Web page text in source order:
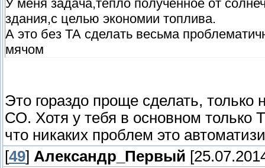
У меня задача,тепло полученное от
здания,с целью экономии топлива.
А это без ТА сделать весьма
мячом
Это гораздо проще сделать, только
СО. Хотя у тебя в основном только
что никаких проблем это
[49] Александр_Первый